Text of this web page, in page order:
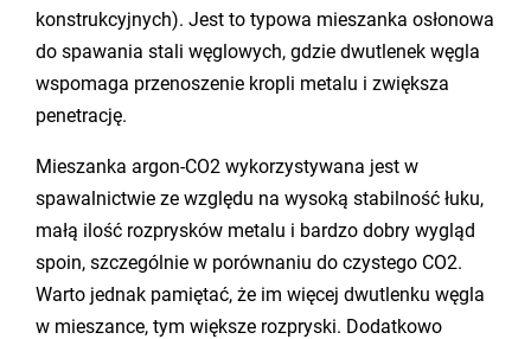
konstrukcyjnych). Jest to typowa mieszanka osłonowa
do spawania stali węglowych, gdzie dwutlenek węgla
wspomaga przenoszenie kropli metalu i zwiększa
penetrację.
Mieszanka argon-CO2 wykorzystywana jest w
spawalnictwie ze względu na wysoką stabilność łuku,
małą ilość rozprysków metalu i bardzo dobry wygląd
spoin, szczególnie w porównaniu do czystego CO2.
Warto jednak pamiętać, że im więcej dwutlenku węgla
w mieszance, tym większe rozpryski. Dodatkowo